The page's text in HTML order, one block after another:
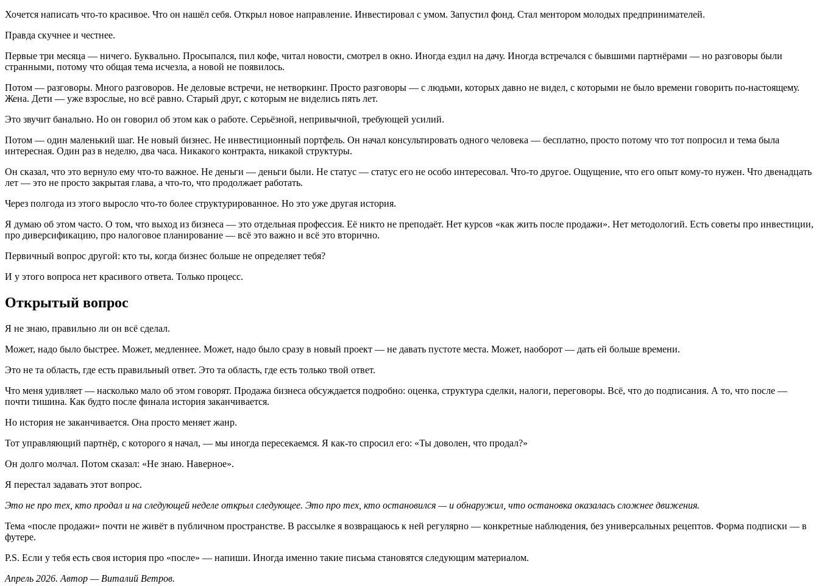
Хочется написать что-то красивое. Что он нашёл себя. Открыл новое направление. Инвестировал с умом. Запустил фонд. Стал ментором молодых предпринимателей.
Правда скучнее и честнее.
Первые три месяца — ничего. Буквально. Просыпался, пил кофе, читал новости, смотрел в окно. Иногда ездил на дачу. Иногда встречался с бывшими партнёрами — но разговоры были
странными, потому что общая тема исчезла, а новой не появилось.
Потом — разговоры. Много разговоров. Не деловые встречи, не нетворкинг. Просто разговоры — с людьми, которых давно не видел, с которыми не было времени говорить по-настоящему.
Жена. Дети — уже взрослые, но всё равно. Старый друг, с которым не виделись пять лет.
Это звучит банально. Но он говорил об этом как о работе. Серьёзной, непривычной, требующей усилий.
Потом — один маленький шаг. Не новый бизнес. Не инвестиционный портфель. Он начал консультировать одного человека — бесплатно, просто потому что тот попросил и тема была
интересная. Один раз в неделю, два часа. Никакого контракта, никакой структуры.
Он сказал, что это вернуло ему что-то важное. Не деньги — деньги были. Не статус — статус его не особо интересовал. Что-то другое. Ощущение, что его опыт кому-то нужен. Что двенадцать
лет — это не просто закрытая глава, а что-то, что продолжает работать.
Через полгода из этого выросло что-то более структурированное. Но это уже другая история.
Я думаю об этом часто. О том, что выход из бизнеса — это отдельная профессия. Её никто не преподаёт. Нет курсов «как жить после продажи». Нет методологий. Есть советы про инвестиции,
про диверсификацию, про налоговое планирование — всё это важно и всё это вторично.
Первичный вопрос другой: кто ты, когда бизнес больше не определяет тебя?
И у этого вопроса нет красивого ответа. Только процесс.
Открытый вопрос
Я не знаю, правильно ли он всё сделал.
Может, надо было быстрее. Может, медленнее. Может, надо было сразу в новый проект — не давать пустоте места. Может, наоборот — дать ей больше времени.
Это не та область, где есть правильный ответ. Это та область, где есть только твой ответ.
Что меня удивляет — насколько мало об этом говорят. Продажа бизнеса обсуждается подробно: оценка, структура сделки, налоги, переговоры. Всё, что до подписания. А то, что после —
почти тишина. Как будто после финала история заканчивается.
Но история не заканчивается. Она просто меняет жанр.
Тот управляющий партнёр, с которого я начал, — мы иногда пересекаемся. Я как-то спросил его: «Ты доволен, что продал?»
Он долго молчал. Потом сказал: «Не знаю. Наверное».
Я перестал задавать этот вопрос.
Это не про тех, кто продал и на следующей неделе открыл следующее. Это про тех, кто остановился — и обнаружил, что остановка оказалась сложнее движения.
Тема «после продажи» почти не живёт в публичном пространстве. В рассылке я возвращаюсь к ней регулярно — конкретные наблюдения, без универсальных рецептов. Форма подписки — в
футере.
P.S. Если у тебя есть своя история про «после» — напиши. Иногда именно такие письма становятся следующим материалом.
Апрель 2026. Автор — Виталий Ветров.